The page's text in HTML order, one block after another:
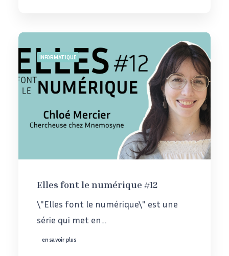
INFORMATIQUE
Elles font le numérique #12
\"Elles font le numérique\" est une
série qui met en…
en savoir plus